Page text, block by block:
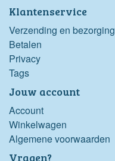
Klantenservice
Verzending en bezorging
Betalen
Privacy
Tags
Jouw account
Account
Winkelwagen
Algemene voorwaarden
Vragen?